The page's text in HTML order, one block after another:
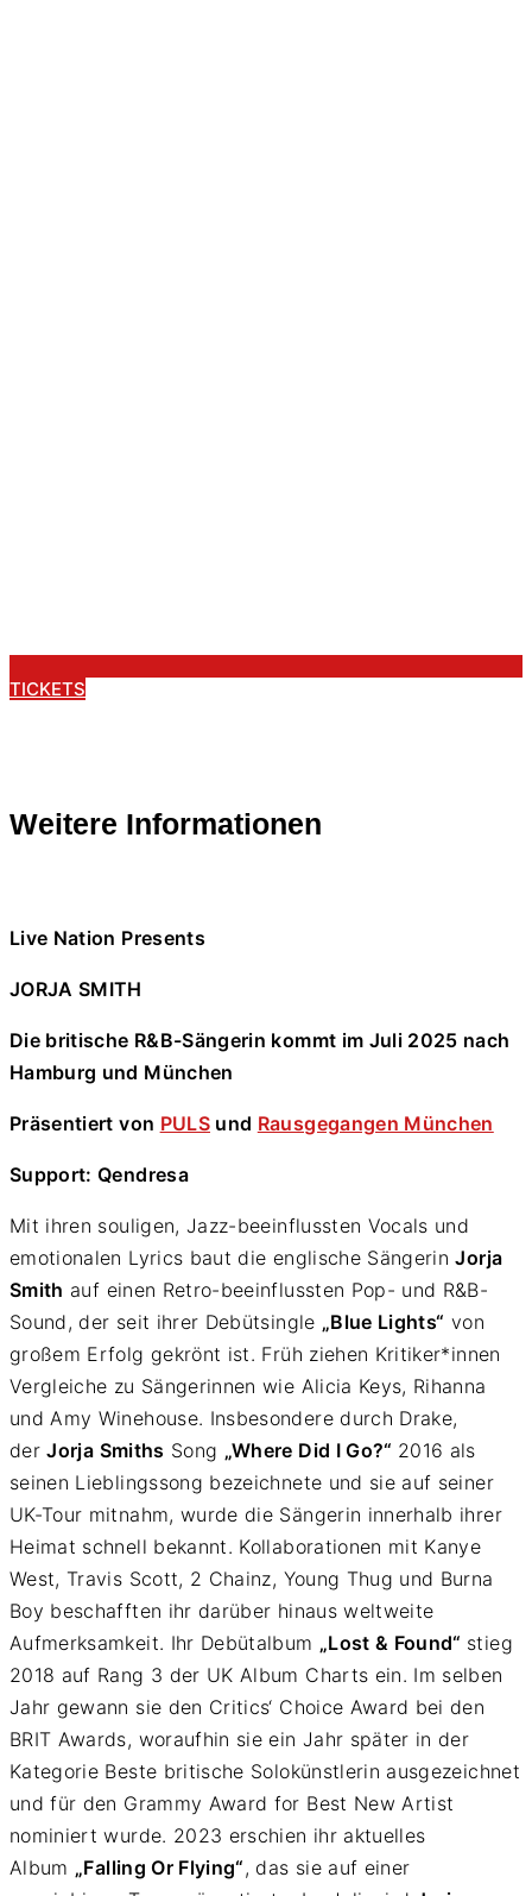
TICKETS
Weitere Informationen
Live Nation Presents
JORJA SMITH
Die britische R&B-Sängerin kommt im Juli 2025 nach
Hamburg und München
Präsentiert von PULS und Rausgegangen München
Support: Qendresa
Mit ihren souligen, Jazz-beeinflussten Vocals und
emotionalen Lyrics baut die englische SängerinJorja
Smith auf einen Retro-beeinflussten Pop- und R&B-
Sound, der seit ihrer Debütsingle „Blue Lights“ von
großem Erfolg gekrönt ist. Früh ziehen Kritiker*innen
Vergleiche zu Sängerinnen wie Alicia Keys, Rihanna
und Amy Winehouse. Insbesondere durch Drake,
derJorja Smiths Song „Where Did I Go?“ 2016 als
seinen Lieblingssong bezeichnete und sie auf seiner
UK-Tour mitnahm, wurde die Sängerin innerhalb ihrer
Heimat schnell bekannt. Kollaborationen mit Kanye
West, Travis Scott, 2 Chainz, Young Thug und Burna
Boy beschafften ihr darüber hinaus weltweite
Aufmerksamkeit. Ihr Debütalbum „Lost & Found“ stieg
2018 auf Rang 3 der UK Album Charts ein. Im selben
Jahr gewann sie den Critics‘ Choice Award bei den
BRIT Awards, woraufhin sie ein Jahr später in der
Kategorie Beste britische Solokünstlerin ausgezeichnet
und für den Grammy Award for Best New Artist
nominiert wurde. 2023 erschien ihr aktuelles
Album „Falling Or Flying“ , das sie auf einer